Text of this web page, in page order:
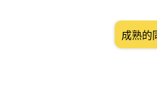
成熟的